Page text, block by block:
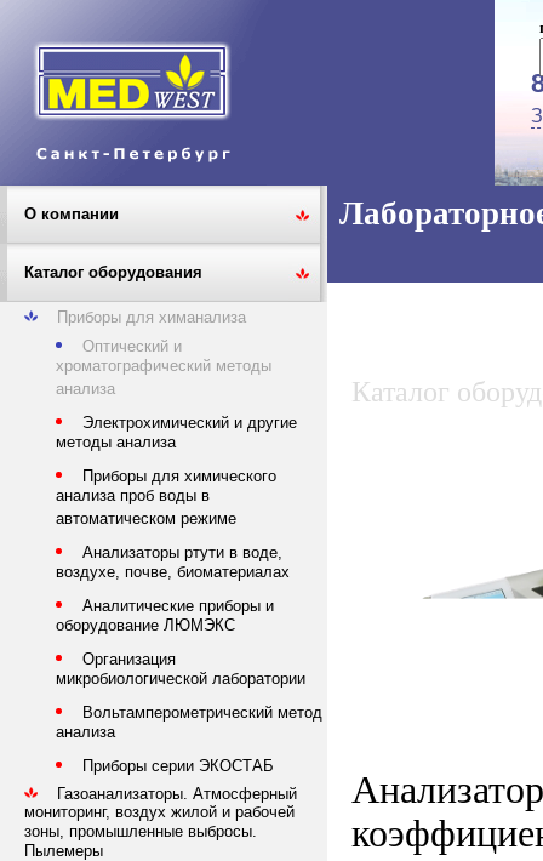
О компании
Каталог оборудования
Приборы для химанализа
Оптический и
хроматографический методы
анализа
Электрохимический и другие
методы анализа
Приборы для химического
анализа проб воды в
автоматическом режиме
Анализаторы ртути в воде,
воздухе, почве, биоматериалах
Аналитические приборы и
оборудование ЛЮМЭКС
Организация
микробиологической лаборатории
Вольтамперометрический метод
анализа
Приборы серии ЭКОСТАБ
Газоанализаторы. Атмосферный
мониторинг, воздух жилой и рабочей
зоны, промышленные выбросы.
Пылемеры
Каталог